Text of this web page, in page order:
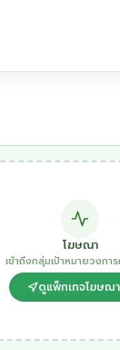
โฆษณา
เข้าถึงกลุ่มเป้าหมายวงกา
ดูแพ็กเกจโฆษณ